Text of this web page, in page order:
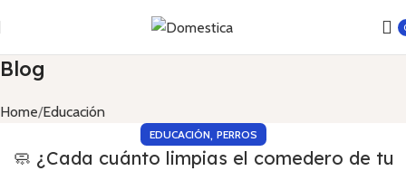
Blog
Home Educación
EDUCACIÓN, PERROS
🧼 ¿Cada cuánto limpias el comedero de tu